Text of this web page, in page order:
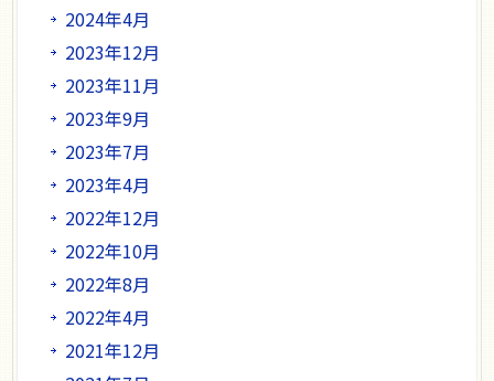
2024年4月
2023年12月
2023年11月
2023年9月
2023年7月
2023年4月
2022年12月
2022年10月
2022年8月
2022年4月
2021年12月